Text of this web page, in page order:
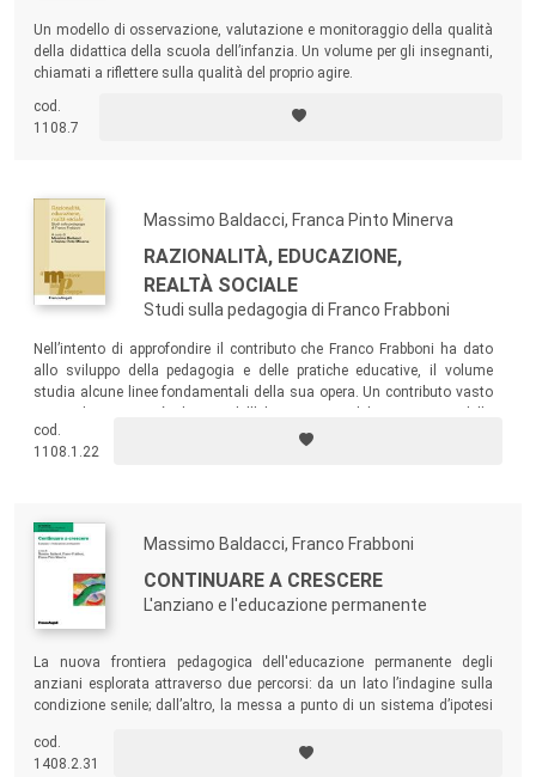
Un modello di osservazione, valutazione e monitoraggio della qualità
della didattica della scuola dell’infanzia. Un volume per gli insegnanti,
chiamati a riflettere sulla qualità del proprio agire.
cod.
1108.7
Massimo Baldacci, Franca Pinto Minerva
RAZIONALITÀ, EDUCAZIONE,
REALTÀ SOCIALE
Studi sulla pedagogia di Franco Frabboni
Nell’intento di approfondire il contributo che Franco Frabboni ha dato
allo sviluppo della pedagogia e delle pratiche educative, il volume
studia alcune linee fondamentali della sua opera. Un contributo vasto
prima parte del nuovo secolo.
cod.
1108.1.22
Massimo Baldacci, Franco Frabboni
CONTINUARE A CRESCERE
L'anziano e l'educazione permanente
La nuova frontiera pedagogica dell'educazione permanente degli
anziani esplorata attraverso due percorsi: da un lato l’indagine sulla
condizione senile; dall’altro, la messa a punto di un sistema d’ipotesi
cod.
1408.2.31